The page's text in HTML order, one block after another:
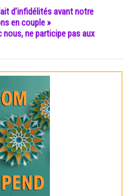
d’infidélités avant notre
en couple »
nous, ne participe pas aux